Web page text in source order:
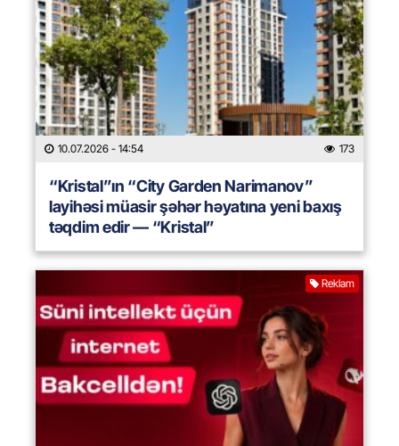
10.07.2026 - 14:54 173
“Kristal”ın “City Garden Narimanov”
layihəsi müasir şəhər həyatına yeni baxış
təqdim edir — “Kristal”
Reklam